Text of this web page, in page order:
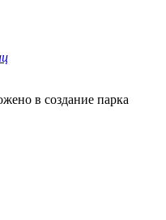
в создание парка